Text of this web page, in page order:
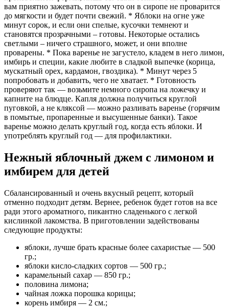
вам приятно зажевать, потому что он в сиропе не проварится
до мягкости и будет почти свежий. * Яблоки на огне уже
минут сорок, и если они спелые, кусочки темнеют и
становятся прозрачными – готовы. Некоторые остались
светлыми – ничего страшного, может, и они вполне
проварены. * Пока варенье не загустело, кладем в него лимон,
имбирь и специи, какие любите в сладкой выпечке (корица,
мускатный орех, кардамон, гвоздика). * Минут через 5
попробовать и добавить, чего не хватает. * Готовность
проверяют так — возьмите немного сиропа на ложечку и
капните на блюдце. Капля должна получиться круглой
пуговкой, а не кляксой — можно разливать варенье (горячим
в помытые, пропаренные и высушенные банки). Такое
варенье можно делать круглый год, когда есть яблоки. И
употреблять круглый год — для профилактики.
Нежный яблочный джем с лимоном и
имбирем для детей
Сбалансированный и очень вкусный рецепт, который
отменно подходит детям. Вернее, ребенок будет готов на все
ради этого ароматного, пикантно сладенького с легкой
кислинкой лакомства. В приготовлении задействованы
следующие продукты:
яблоки, лучше брать красные более сахаристые — 500
гр.;
яблоки кисло-сладких сортов — 500 гр.;
карамельный сахар — 850 гр.;
половина лимона;
чайная ложка порошка корицы;
корень имбиря — 2 см.;